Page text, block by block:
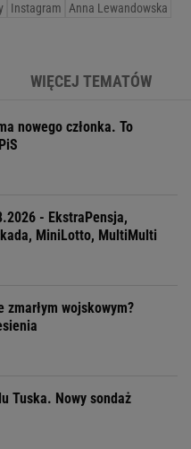
Instagram
Anna Lewandowska
WIĘCEJ TEMATÓW
nowego członka. To
- EkstraPensja,
MiniLotto, MultiMulti
zmarłym wojskowym?
Tuska. Nowy sondaż